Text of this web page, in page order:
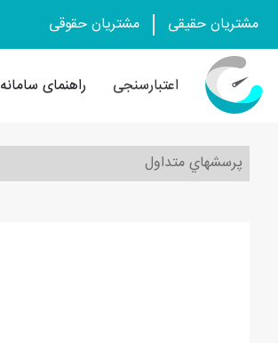
مشتریان حقیقی مشتریان حقوقی
اعتبارسنجی راهنمای سامانه
پرسشهاي متداول